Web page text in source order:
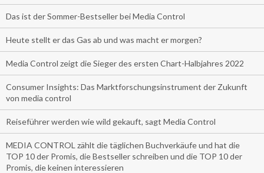
Das ist der Sommer-Bestseller bei Media Control
Heute stellt er das Gas ab und was macht er morgen?
Media Control zeigt die Sieger des ersten Chart-Halbjahres 2022
Consumer Insights: Das Marktforschungsinstrument der Zukunft
von media control
Reiseführer werden wie wild gekauft, sagt Media Control
MEDIA CONTROL zählt die täglichen Buchverkäufe und hat die
TOP 10 der Promis, die Bestseller schreiben und die TOP 10 der
Promis, die keinen interessieren